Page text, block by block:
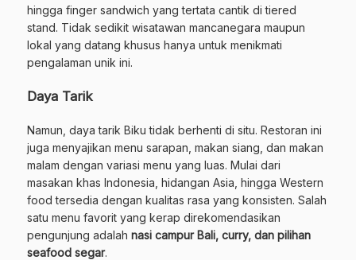
hingga finger sandwich yang tertata cantik di tiered
stand. Tidak sedikit wisatawan mancanegara maupun
lokal yang datang khusus hanya untuk menikmati
pengalaman unik ini.
Daya Tarik
Namun, daya tarik Biku tidak berhenti di situ. Restoran ini
juga menyajikan menu sarapan, makan siang, dan makan
malam dengan variasi menu yang luas. Mulai dari
masakan khas Indonesia, hidangan Asia, hingga Western
food tersedia dengan kualitas rasa yang konsisten. Salah
satu menu favorit yang kerap direkomendasikan
pengunjung adalah nasi campur Bali, curry, dan pilihan
seafood segar.